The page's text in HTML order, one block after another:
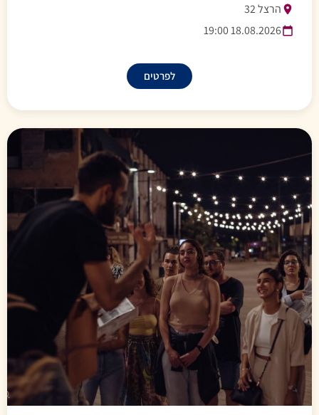
הרצל 32
18.08.2026 19:00
לפרטים